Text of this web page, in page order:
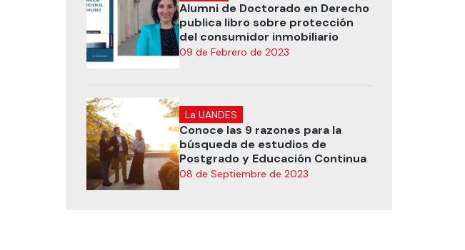
Alumni de Doctorado en Derecho
publica libro sobre protección
del consumidor inmobiliario
09 de Febrero de 2023
La UANDES
Conoce las 9 razones para la
búsqueda de estudios de
Postgrado y Educación Continua
08 de Septiembre de 2023